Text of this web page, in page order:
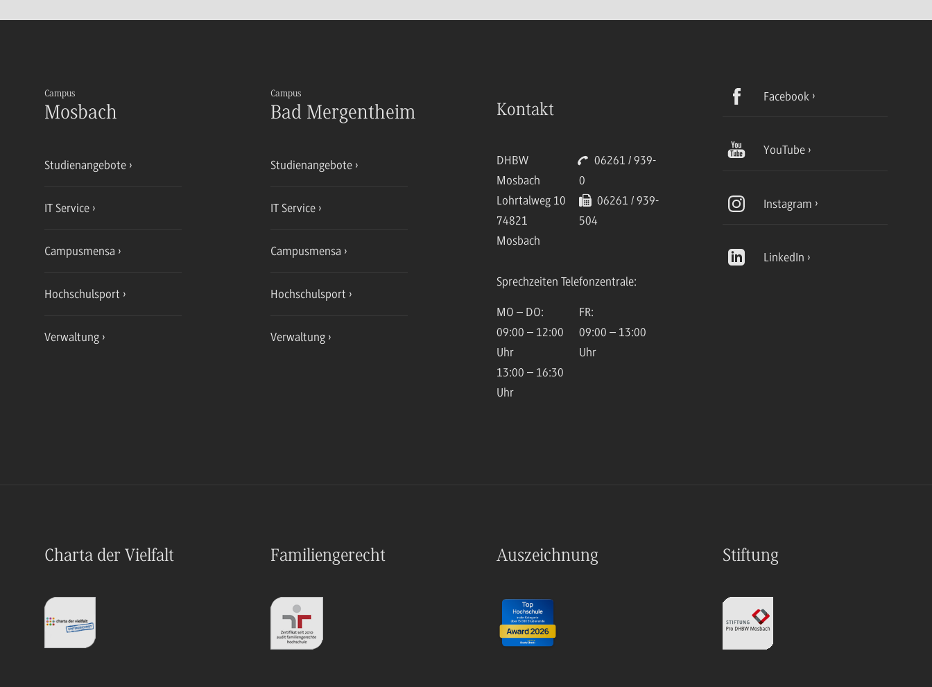
Campus
Mosbach
Studienangebote
IT Service
Campusmensa
Hochschulsport
Verwaltung
Campus
Bad Mergentheim
Studienangebote
IT Service
Campusmensa
Hochschulsport
Verwaltung
Kontakt
DHBW
Mosbach
Lohrtalweg 10
74821
Mosbach
06261 / 939-
0
06261 / 939-
504
Sprechzeiten Telefonzentrale:
MO – DO:
09:00 – 12:00
Uhr
13:00 – 16:30
Uhr
FR:
09:00 – 13:00
Uhr
Facebook
YouTube
Instagram
LinkedIn
Charta der Vielfalt Familiengerecht Auszeichnung Stiftung